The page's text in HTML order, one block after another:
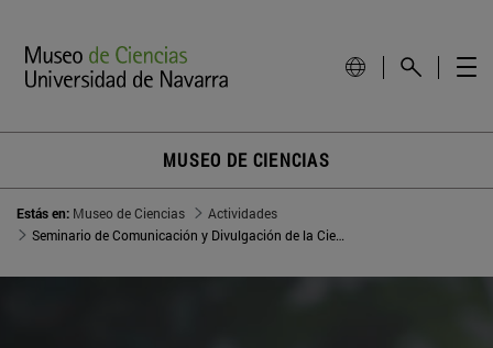
MUSEO DE CIENCIAS
Estás en: Museo de Ciencias
Actividades
Seminario de Comunicación y Divulgación de la Ciencia